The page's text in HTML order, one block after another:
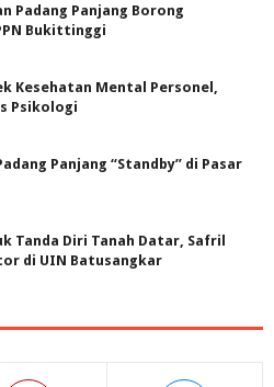
Padang Panjang Borong
Bukittinggi
Kesehatan Mental Personel,
Psikologi
Panjang “Standby” di Pasar
Tanda Diri Tanah Datar, Safril
di UIN Batusangkar